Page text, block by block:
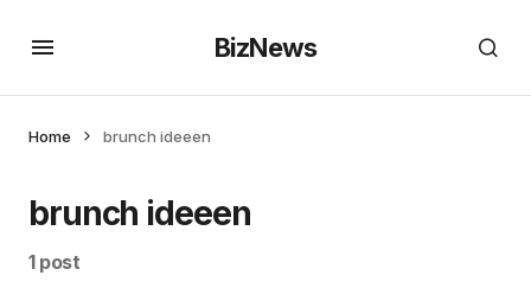
BizNews
Home brunch ideeen
brunch ideeen
1 post